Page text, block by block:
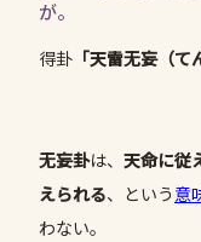
が。
得卦 「天雷无妄（て
无妄卦は、 天命に従
えられる、という意
わない。